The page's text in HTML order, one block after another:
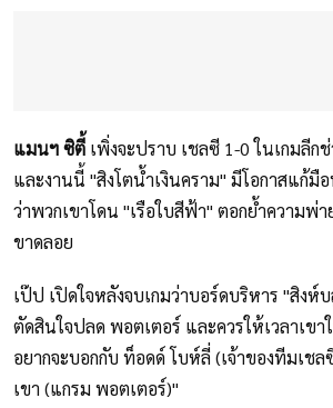
แมนฯ ซิตี้ เพิ่งจะปราบ เชลซี 1-0 ในเกมลีก
และงานนี้ "สิงโตน้ำเงินคราม" มีโอกาสแก้
ว่าพวกเขาโดน "เรือใบสีฟ้า" ตอกย้ำความพ่
ขาดลอย
เป๊ป เปิดใจหลังจบเกมว่าบอร์ดบริหาร "สิงห์
ตัดสินใจปลด พอตเตอร์ และควรให้เวลาเขา
อยากจะบอกกับ ท็อดด์ โบห์ลี่ (เจ้าของทีมเชล
เขา (แกรม พอตเตอร์)"